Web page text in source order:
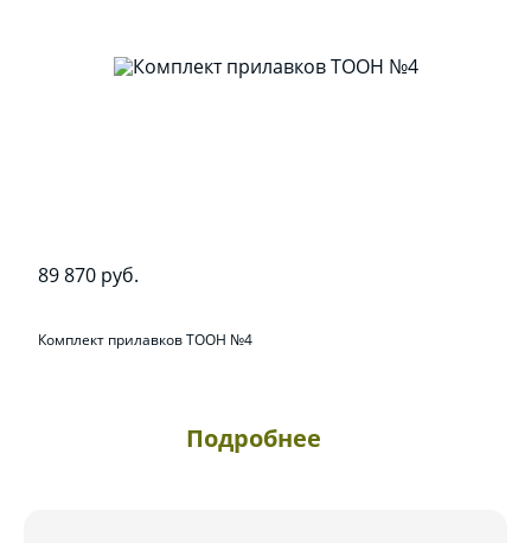
Подробнее
89 870 руб.
Комплект прилавков ТООН №4